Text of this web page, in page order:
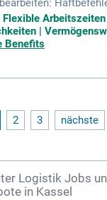
Anträge
Dokumente wie
zuständig.
Arbeitszeiten
|
Benefits
2 3 nächste
Logistik Jobs
in Kassel